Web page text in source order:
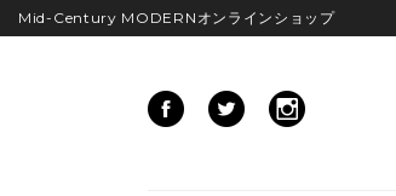
Mid-Century MODERNオンラインショップ